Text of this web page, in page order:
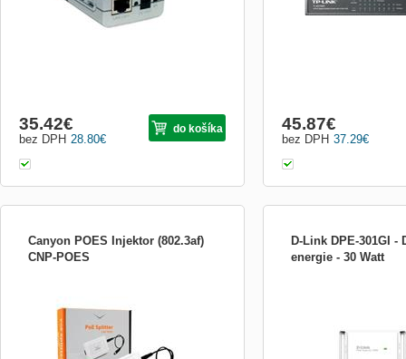
28.80€
bez DPH
35.42€ do košíka
capabilities....
37.29€
bez DPH
45.87€
Canyon POES Injektor (802.3af)
CNP-POES
od dát na PoE napájanom kábli a tým
dodávať 5V alebo 12V jednosmerné
napätie do zariadenia pri ktorom sa
nenachádza žiadna elektrická zásuvka a
ktoré normu 802.3af POE nepodporuje
D-Link DPE-301GI -
energie - 30 Watt
PoE-enabled devices
cameras and wireless
DPE-301GI gives you the